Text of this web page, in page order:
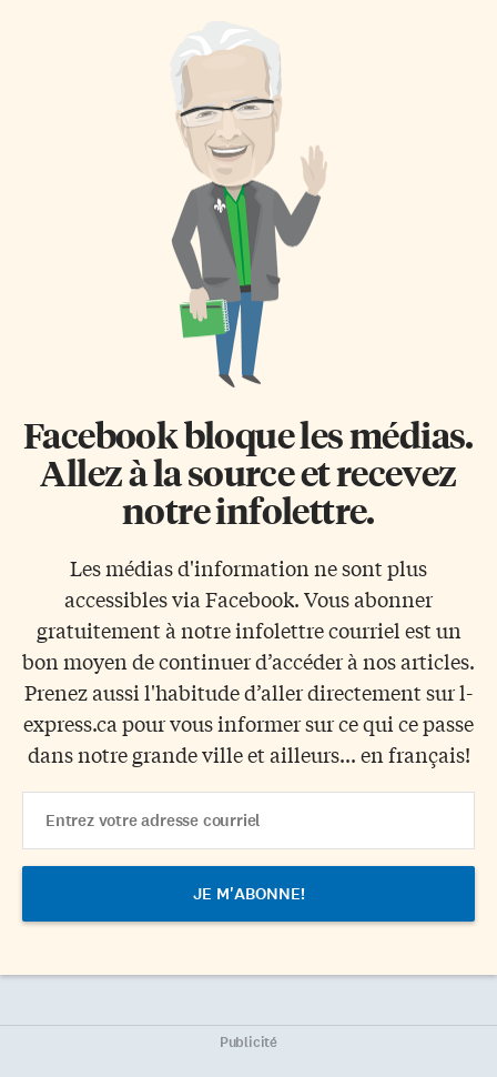
Facebook bloque les médias.
Allez à la source et recevez
notre infolettre.
Les médias d'information ne sont plus
accessibles via Facebook. Vous abonner
gratuitement à notre infolettre courriel est un
bon moyen de continuer d’accéder à nos articles.
Prenez aussi l'habitude d’aller directement sur l-
express.ca pour vous informer sur ce qui ce passe
dans notre grande ville et ailleurs... en français!
Address
Publicité